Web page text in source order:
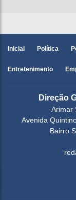
Inicial Política
Entretenimento
Direção
Arimar
Avenida
Bairro